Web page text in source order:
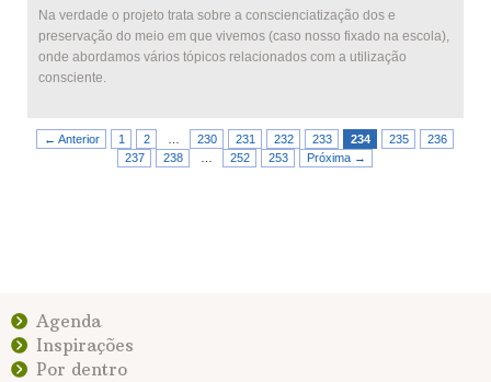
Na verdade o projeto trata sobre a conscienciatização dos e
preservação do meio em que vivemos (caso nosso fixado na escola),
onde abordamos vários tópicos relacionados com a utilização
consciente.
← Anterior 1 2 230 231 232 233 234 235
236
237
238 252 253 Próxima →
Agenda
Inspirações
Por dentro